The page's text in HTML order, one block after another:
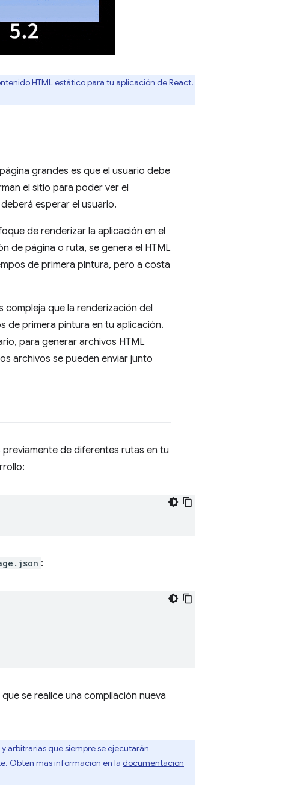
HTML estático para tu aplicación de React.
grandes es que el usuario debe
el sitio para poder ver el
esperar el usuario.
de renderizar la aplicación en el
de página o ruta, se genera el HTML
de primera pintura, pero a costa
compleja que la renderización del
de primera pintura en tu aplicación.
para generar archivos HTML
archivos se pueden enviar junto
de diferentes rutas en tu
:
se realice una compilación nueva
arbitrarias que siempre se ejecutarán
Obtén más información en la documentación